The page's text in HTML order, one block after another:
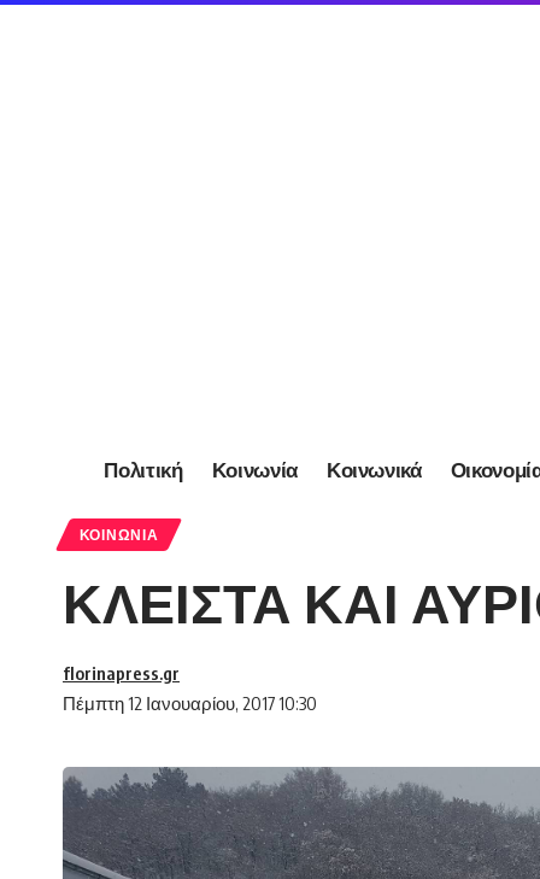
Πολιτική Κοινωνία Κοινωνικά
ΚΟΙΝΩΝΊΑ
ΚΛΕΙΣΤΑ ΚΑΙ
Πέμπτη 12 Ιανουαρίου, 2017 10:30
florinapress.gr